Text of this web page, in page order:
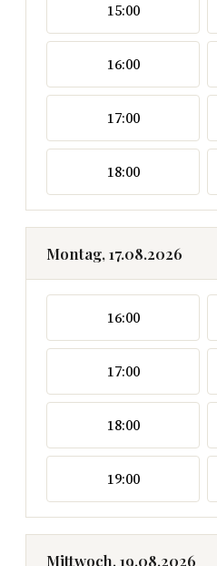
15:00
16:00
17:00
18:00
Montag, 17.08.2026
16:00
17:00
18:00
19:00
Mittwoch, 19.08.2026